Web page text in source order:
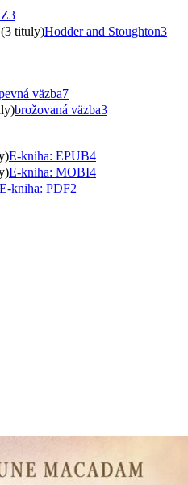
3
tituly)Hodder and Stoughton3
väzba7
brožovaná väzba3
E-kniha: EPUB4
E-kniha: MOBI4
E-kniha: PDF2